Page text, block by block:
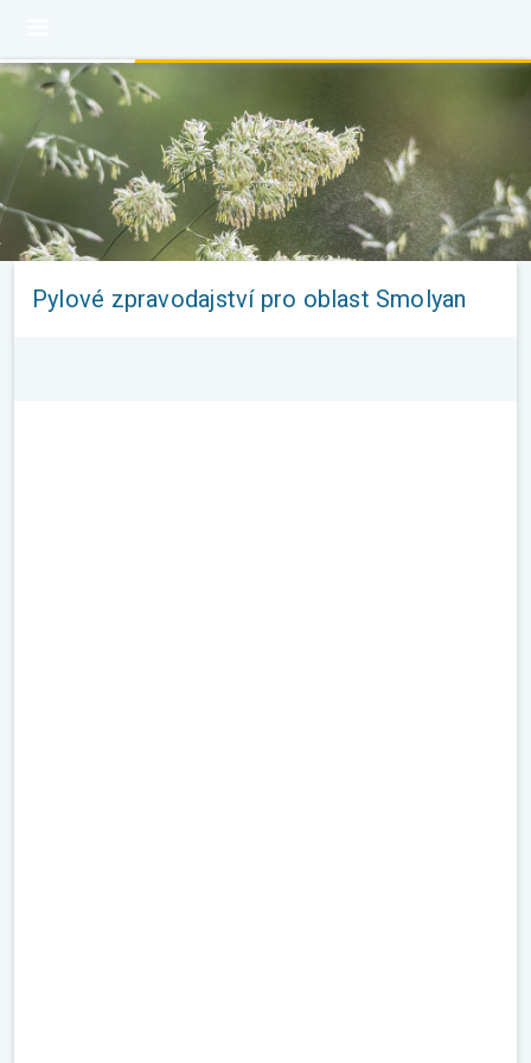
Pylové zpravodajství pro oblast Smolyan